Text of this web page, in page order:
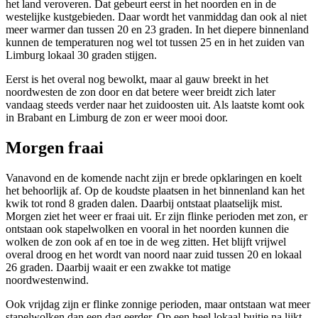
het land veroveren. Dat gebeurt eerst in het noorden en in de
westelijke kustgebieden. Daar wordt het vanmiddag dan ook al niet
meer warmer dan tussen 20 en 23 graden. In het diepere binnenland
kunnen de temperaturen nog wel tot tussen 25 en in het zuiden van
Limburg lokaal 30 graden stijgen.
Eerst is het overal nog bewolkt, maar al gauw breekt in het
noordwesten de zon door en dat betere weer breidt zich later
vandaag steeds verder naar het zuidoosten uit. Als laatste komt ook
in Brabant en Limburg de zon er weer mooi door.
Morgen fraai
Vanavond en de komende nacht zijn er brede opklaringen en koelt
het behoorlijk af. Op de koudste plaatsen in het binnenland kan het
kwik tot rond 8 graden dalen. Daarbij ontstaat plaatselijk mist.
Morgen ziet het weer er fraai uit. Er zijn flinke perioden met zon, er
ontstaan ook stapelwolken en vooral in het noorden kunnen die
wolken de zon ook af en toe in de weg zitten. Het blijft vrijwel
overal droog en het wordt van noord naar zuid tussen 20 en lokaal
26 graden. Daarbij waait er een zwakke tot matige
noordwestenwind.
Ook vrijdag zijn er flinke zonnige perioden, maar ontstaan wat meer